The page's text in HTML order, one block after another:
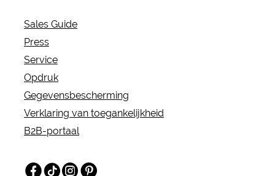
Sales Guide
Press
Service
Opdruk
Gegevensbescherming
Verklaring van toegankelijkheid
B2B-portaal
Facebook
TikTokInstagramPinterest